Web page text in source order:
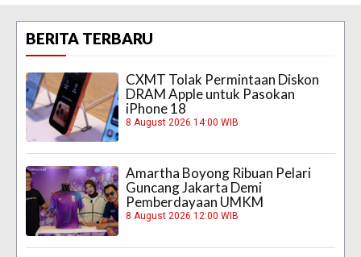
BERITA TERBARU
CXMT Tolak Permintaan Diskon
DRAM Apple untuk Pasokan
iPhone 18
8 August 2026 14:00 WIB
Amartha Boyong Ribuan Pelari
Guncang Jakarta Demi
Pemberdayaan UMKM
8 August 2026 12:00 WIB